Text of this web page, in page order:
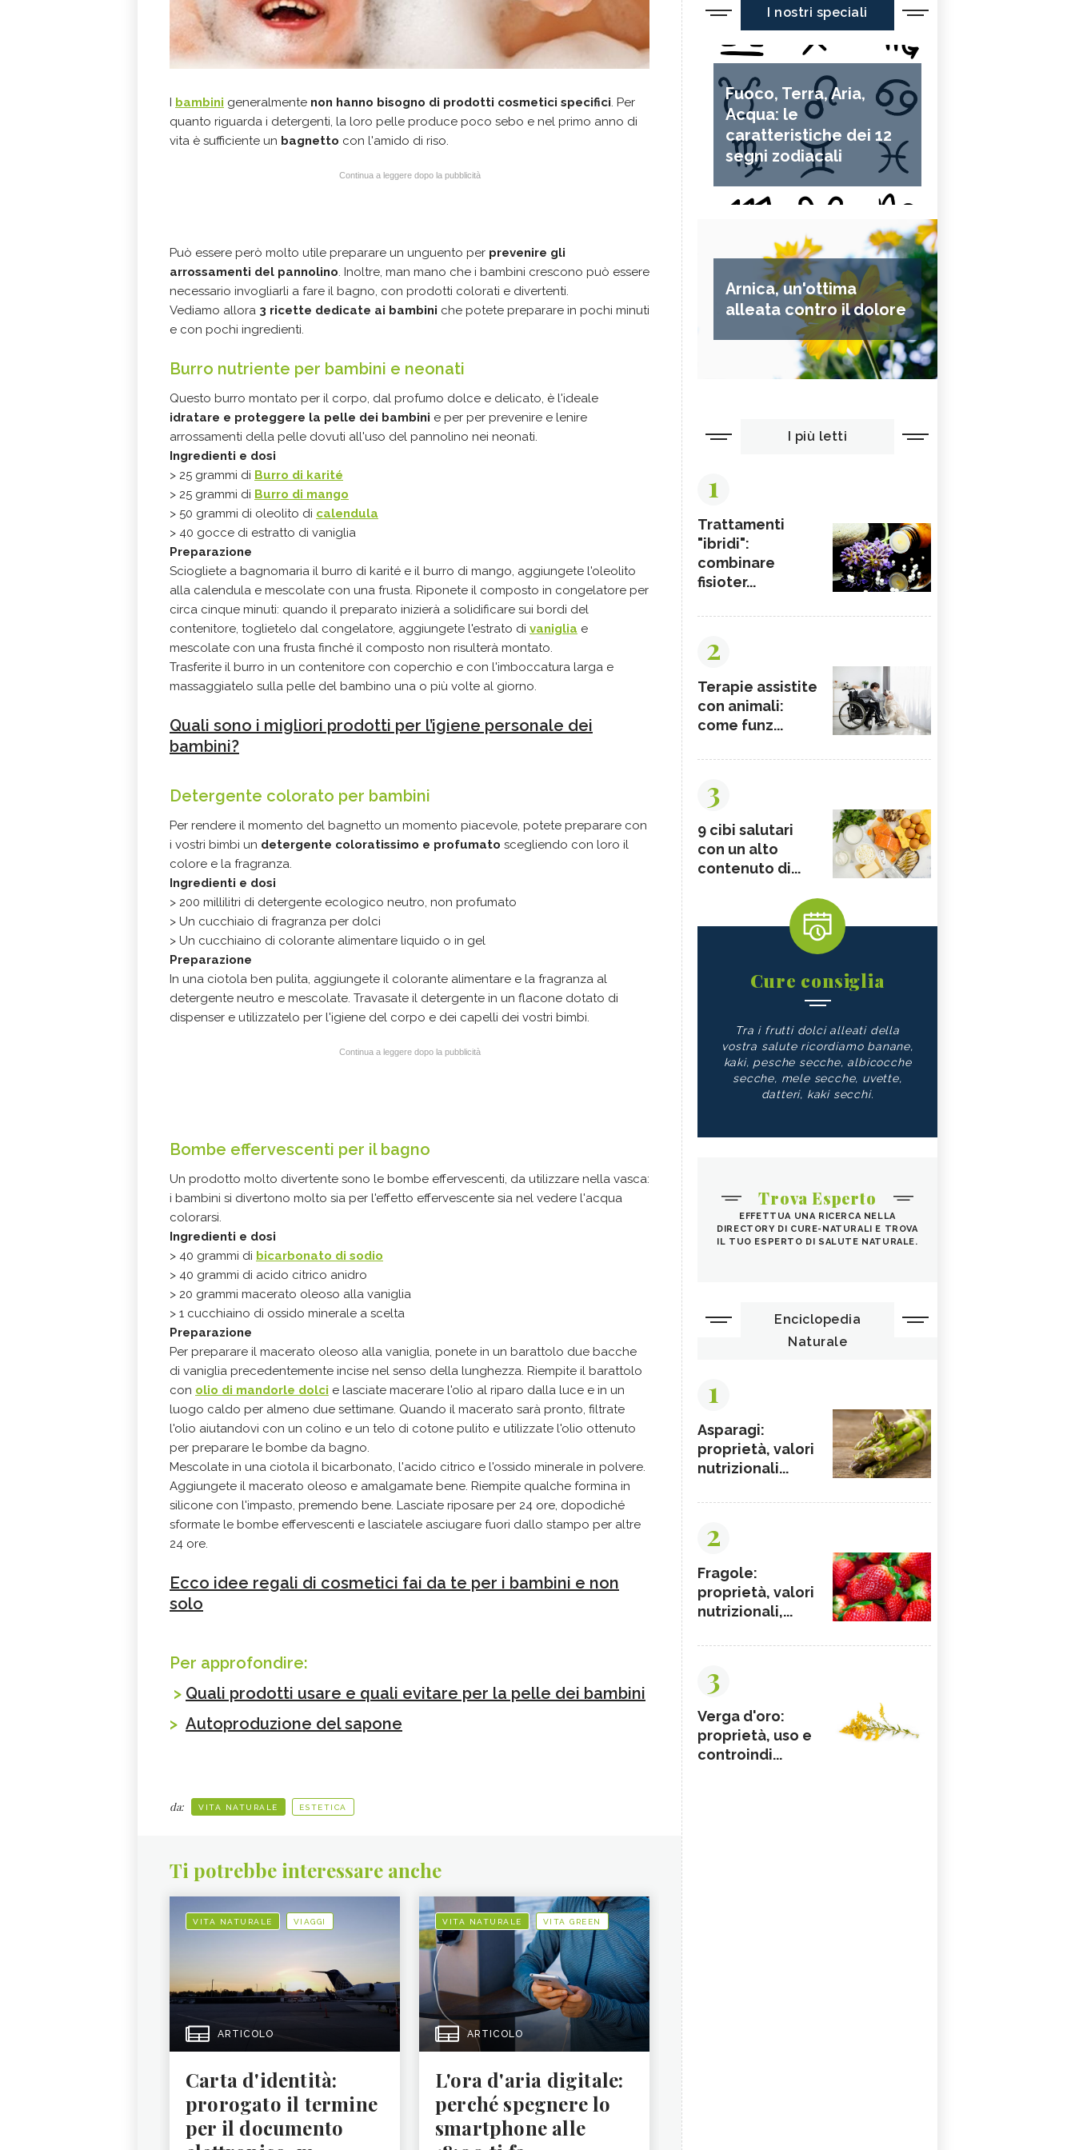
I bambini generalmente non hanno bisogno di prodotti cosmetici specifici. Per
quanto riguarda i detergenti, la loro pelle produce poco sebo e nel primo anno di
vita è sufficiente un bagnetto con l'amido di riso.
Continua a leggere dopo la pubblicità
Può essere però molto utile preparare un unguento per prevenire gli
arrossamenti del pannolino. Inoltre, man mano che i bambini crescono può essere
necessario invogliarli a fare il bagno, con prodotti colorati e divertenti.
Vediamo allora 3 ricette dedicate ai bambini che potete preparare in pochi minuti
e con pochi ingredienti.
Burro nutriente per bambini e neonati
Questo burro montato per il corpo, dal profumo dolce e delicato, è l'ideale
idratare e proteggere la pelle dei bambini e per per prevenire e lenire
arrossamenti della pelle dovuti all'uso del pannolino nei neonati.
Ingredienti e dosi
> 25 grammi di Burro di karité
> 25 grammi di Burro di mango
> 50 grammi di oleolito di calendula
> 40 gocce di estratto di vaniglia
Preparazione
Sciogliete a bagnomaria il burro di karité e il burro di mango, aggiungete l'oleolito
alla calendula e mescolate con una frusta. Riponete il composto in congelatore per
circa cinque minuti: quando il preparato inizierà a solidificare sui bordi del
contenitore, toglietelo dal congelatore, aggiungete l'estrato di vaniglia e
mescolate con una frusta finché il composto non risulterà montato.
Trasferite il burro in un contenitore con coperchio e con l'imboccatura larga e
massaggiatelo sulla pelle del bambino una o più volte al giorno.
Quali sono i migliori prodotti per l’igiene personale dei
bambini?
Detergente colorato per bambini
Per rendere il momento del bagnetto un momento piacevole, potete preparare con
i vostri bimbi un detergente coloratissimo e profumato scegliendo con loro il
colore e la fragranza.
Ingredienti e dosi
> 200 millilitri di detergente ecologico neutro, non profumato
> Un cucchiaio di fragranza per dolci
> Un cucchiaino di colorante alimentare liquido o in gel
Preparazione
In una ciotola ben pulita, aggiungete il colorante alimentare e la fragranza al
detergente neutro e mescolate. Travasate il detergente in un flacone dotato di
dispenser e utilizzatelo per l'igiene del corpo e dei capelli dei vostri bimbi.
Continua a leggere dopo la pubblicità
Bombe effervescenti per il bagno
Un prodotto molto divertente sono le bombe effervescenti, da utilizzare nella vasca:
i bambini si divertono molto sia per l'effetto effervescente sia nel vedere l'acqua
colorarsi.
Ingredienti e dosi
> 40 grammi di bicarbonato di sodio
> 40 grammi di acido citrico anidro
> 20 grammi macerato oleoso alla vaniglia
> 1 cucchiaino di ossido minerale a scelta
Preparazione
Per preparare il macerato oleoso alla vaniglia, ponete in un barattolo due bacche
di vaniglia precedentemente incise nel senso della lunghezza. Riempite il barattolo
con olio di mandorle dolci e lasciate macerare l'olio al riparo dalla luce e in un
luogo caldo per almeno due settimane. Quando il macerato sarà pronto, filtrate
l'olio aiutandovi con un colino e un telo di cotone pulito e utilizzate l'olio ottenuto
per preparare le bombe da bagno.
Mescolate in una ciotola il bicarbonato, l'acido citrico e l'ossido minerale in polvere.
Aggiungete il macerato oleoso e amalgamate bene. Riempite qualche formina in
silicone con l'impasto, premendo bene. Lasciate riposare per 24 ore, dopodiché
sformate le bombe effervescenti e lasciatele asciugare fuori dallo stampo per altre
24 ore.
Ecco idee regali di cosmetici fai da te per i bambini e non
solo
Per approfondire:
> Quali prodotti usare e quali evitare per la pelle dei bambini
> Autoproduzione del sapone
da: VITA NATURALE ESTETICA
Ti potrebbe interessare anche
VITA NATURALE VIAGGI
ARTICOLO
Carta d'identità:
prorogato il termine
per il documento
VITA NATURALE VITA GREEN
ARTICOLO
L'ora d'aria digitale:
perché spegnere lo
smartphone alle
I nostri speciali
Fuoco, Terra, Aria,
Acqua: le
caratteristiche dei 12
segni zodiacali
Arnica, un'ottima
alleata contro il dolore
I più letti
1
Trattamenti
"ibridi":
combinare
fisioter...
2
Terapie assistite
con animali:
come funz...
3
9 cibi salutari
con un alto
contenuto di...
Cure consiglia
Tra i frutti dolci alleati della
vostra salute ricordiamo banane,
kaki, pesche secche, albicocche
secche, mele secche, uvette,
datteri, kaki secchi.
Trova Esperto
EFFETTUA UNA RICERCA NELLA
DIRECTORY DI CURE-NATURALI E TROVA
IL TUO ESPERTO DI SALUTE NATURALE.
Enciclopedia
Naturale
1
Asparagi:
proprietà, valori
nutrizionali...
2
Fragole:
proprietà, valori
nutrizionali,...
3
Verga d'oro:
proprietà, uso e
controindi...